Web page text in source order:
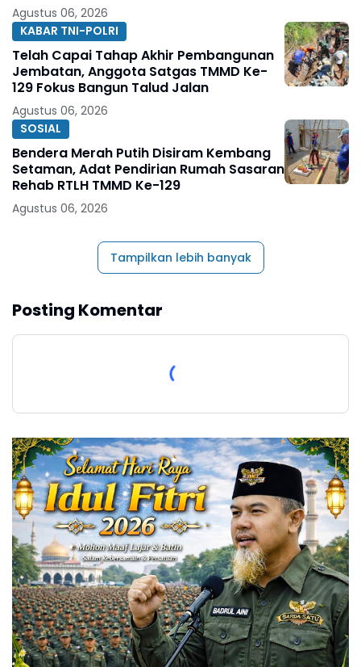
Agustus 06, 2026
KABAR TNI-POLRI
Telah Capai Tahap Akhir Pembangunan
Jembatan, Anggota Satgas TMMD Ke-
129 Fokus Bangun Talud Jalan
Agustus 06, 2026
SOSIAL
Bendera Merah Putih Disiram Kembang
Setaman, Adat Pendirian Rumah Sasaran
Rehab RTLH TMMD Ke-129
Agustus 06, 2026
Tampilkan lebih banyak
Posting Komentar